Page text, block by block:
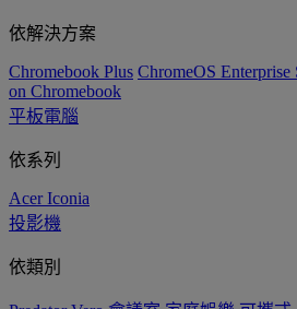
依解決方案
Chromebook Plus ChromeOS Enterprise
on Chromebook
平板電腦
依系列
Acer Iconia
投影機
依類別